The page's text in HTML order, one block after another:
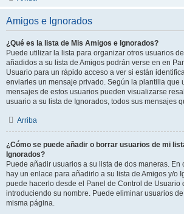
Amigos e Ignorados
¿Qué es la lista de Mis Amigos e Ignorados?
Puede utilizar la lista para organizar otros usuarios
añadidos a su lista de Amigos podrán verse en en
Usuario para un rápido acceso a ver si están
enviarles un mensaje privado. Según la plantilla que
mensajes de estos usuarios pueden visualizarse
usuario a su lista de Ignorados, todos sus mensajes
Arriba
¿Cómo se puede añadir o borrar usuarios de mi
Ignorados?
Puede añadir usuarios a su lista de dos maneras. En
hay un enlace para añadirlo a su lista de Amigos y/o
puede hacerlo desde el Panel de Control de Usuario
introduciendo su nombre. Puede eliminar usuarios
misma página.